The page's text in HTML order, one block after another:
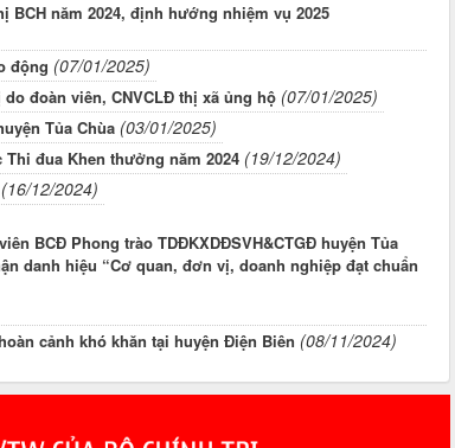
năm 2024, định hướng nhiệm vụ 2025
động (07/01/2025)
đoàn viên, CNVCLĐ thị xã ủng hộ (07/01/2025)
Tủa Chùa (03/01/2025)
đua Khen thưởng năm 2024 (19/12/2024)
(16/12/2024)
BCĐ Phong trào TDĐKXDĐSVH&CTGĐ huyện Tủa
danh hiệu “Cơ quan, đơn vị, doanh nghiệp đạt chuẩn
cảnh khó khăn tại huyện Điện Biên (08/11/2024)